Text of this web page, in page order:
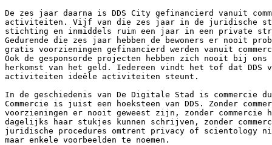
De zes jaar daarna is DDS City gefinancierd vanuit
activiteiten. Vijf van die zes jaar in de juridische
stichting en inmiddels ruim een jaar in een private
Gedurende die zes jaar hebben de bewoners er nooit
gratis voorzieningen gefinancierd werden vanuit
Ook de gesponsorde projecten hebben zich nooit bij
herkomst van het geld. Iedereen vindt het tof dat
activiteiten ideële activiteiten steunt.
In de geschiedenis van De Digitale Stad is commercie
Commercie is juist een hoeksteen van DDS. Zonder
voorzieningen er nooit geweest zijn, zonder
dagelijks haar stukjes kunnen schrijven, zonder
juridische procedures omtrent privacy of scientology
maar enkele voorbeelden te noemen.